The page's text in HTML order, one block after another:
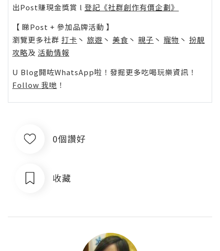
出Post賺現金獎賞 l 登記《社群創作有價企劃》
【 睇Post + 參加品牌活動 】
瀏覽更多社群 打卡 丶 旅遊 丶 美食 丶 親子 丶 寵物 丶 扮靚
攻略及 活動情報
U Blog開咗WhatsApp啦！發掘更多吃喝玩樂資訊！
Follow 我哋 ！
0個讚好
收藏